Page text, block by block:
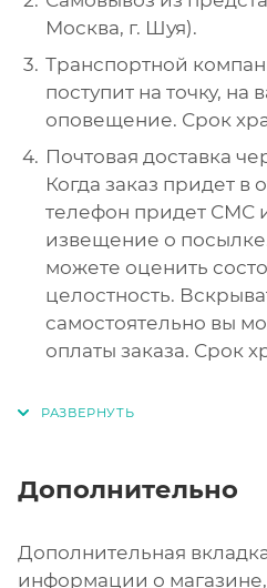
Москва, г. Шуя).
Транспортной
поступит на точку,
оповещение. Срок
Почтовая доставка
Когда заказ придет в
телефон придет СМС
извещение о
можете оценить
целостность.
самостоятельно вы
оплаты заказа. Срок
Дополнительно
Дополнительная
информации о